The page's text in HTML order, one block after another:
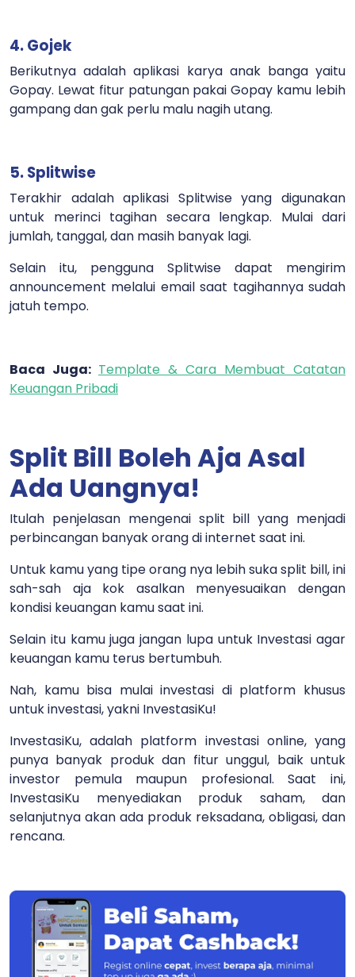
4. Gojek
Berikutnya adalah aplikasi karya anak banga yaitu
Gopay. Lewat fitur patungan pakai Gopay kamu lebih
gampang dan gak perlu malu nagih utang.
5. Splitwise
Terakhir adalah aplikasi Splitwise yang digunakan
untuk merinci tagihan secara lengkap. Mulai dari
jumlah, tanggal, dan masih banyak lagi.
Selain itu, pengguna Splitwise dapat mengirim
announcement melalui email saat tagihannya sudah
jatuh tempo.
Baca Juga: Template & Cara Membuat Catatan
Keuangan Pribadi
Split Bill Boleh Aja Asal
Ada Uangnya!
Itulah penjelasan mengenai split bill yang menjadi
perbincangan banyak orang di internet saat ini.
Untuk kamu yang tipe orang nya lebih suka split bill, ini
sah-sah aja kok asalkan menyesuaikan dengan
kondisi keuangan kamu saat ini.
Selain itu kamu juga jangan lupa untuk Investasi agar
keuangan kamu terus bertumbuh.
Nah, kamu bisa mulai investasi di platform khusus
untuk investasi, yakni InvestasiKu!
InvestasiKu, adalah platform investasi online, yang
punya banyak produk dan fitur unggul, baik untuk
investor pemula maupun profesional. Saat ini,
InvestasiKu menyediakan produk saham, dan
selanjutnya akan ada produk reksadana, obligasi, dan
rencana.